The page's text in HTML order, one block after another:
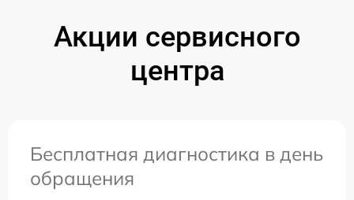
Акции сервисного
центра
Бесплатная диагностика в день
обращения